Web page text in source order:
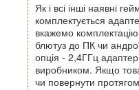
Як і всі інші наявні
комплектується
вкажемо
блютуз до ПК чи
опція - 2,4ГГц
виробником. Якщо
чи повернути